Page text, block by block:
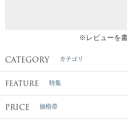
※レビューを
CATEGORY カテゴリ
FEATURE 特集
PRICE 価格帯